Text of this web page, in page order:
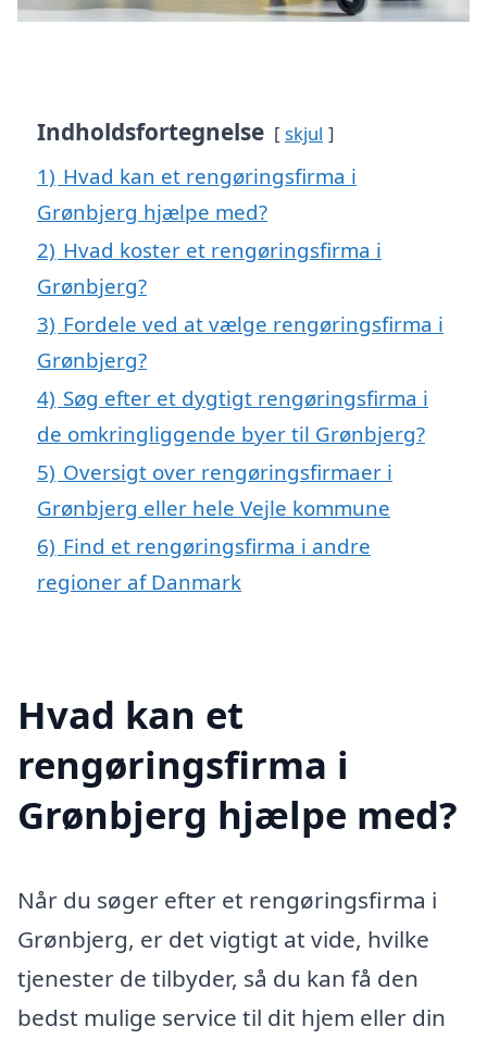
Indholdsfortegnelse skjul
1) Hvad kan et rengøringsfirma i
Grønbjerg hjælpe med?
2) Hvad koster et rengøringsfirma i
Grønbjerg?
3) Fordele ved at vælge rengøringsfirma i
Grønbjerg?
4) Søg efter et dygtigt rengøringsfirma i
de omkringliggende byer til Grønbjerg?
5) Oversigt over rengøringsfirmaer i
Grønbjerg eller hele Vejle kommune
6) Find et rengøringsfirma i andre
regioner af Danmark
Hvad kan et
rengøringsfirma i
Grønbjerg hjælpe med?
Når du søger efter et rengøringsfirma i
Grønbjerg, er det vigtigt at vide, hvilke
tjenester de tilbyder, så du kan få den
bedst mulige service til dit hjem eller din